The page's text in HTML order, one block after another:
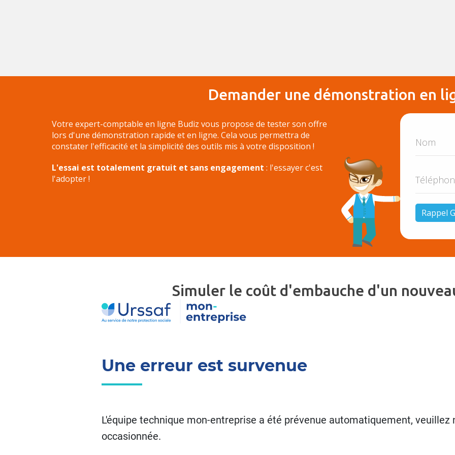
Demander une démonstration en
Votre expert-comptable en ligne Budiz vous propose de tester son offre
lors d'une démonstration rapide et en ligne. Cela vous permettra de
constater l'efficacité et la simplicité des outils mis à votre disposition !
L'essai est totalement gratuit et sans engagement : l'essayer c'est
l'adopter !
Simuler le coût d'embauche d'un